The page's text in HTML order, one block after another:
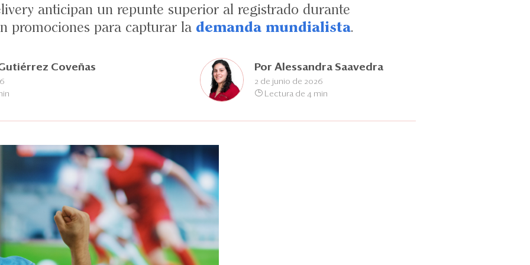
anticipan un repunte superior al registrado durante
promociones para capturar la demanda mundialista.
Coveñas Por Alessandra Saavedra
2 de junio de 2026
Lectura de 4 min